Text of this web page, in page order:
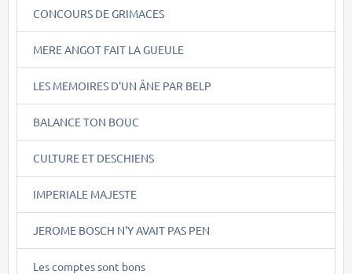
CONCOURS DE GRIMACES
MERE ANGOT FAIT LA GUEULE
LES MEMOIRES D'UN ÂNE PAR BELP
BALANCE TON BOUC
CULTURE ET DESCHIENS
IMPERIALE MAJESTE
JEROME BOSCH N'Y AVAIT PAS PEN
Les comptes sont bons